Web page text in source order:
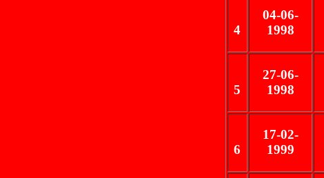
4
04-06-
1998
5
27-06-
1998
6
17-02-
1999